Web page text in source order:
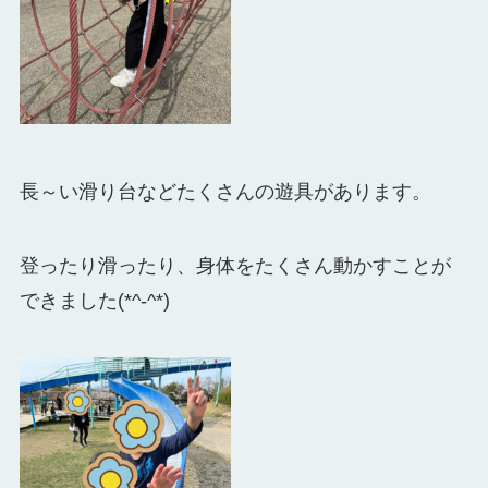
長～い滑り台などたくさんの遊具があります。
登ったり滑ったり、身体をたくさん動かすことが
できました(*^-^*)